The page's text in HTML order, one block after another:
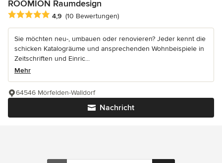
ROOMION Raumdesign
Durchschnittliche Bewertung: 4.9 von 5 Sternen
4,9 (10 Bewertungen)
Sie möchten neu-, umbauen oder renovieren? Jeder kennt die
schicken Katalogräume und ansprechenden Wohnbeispiele in
Zeitschriften und Einric...
Mehr
Nachricht
64546 Mörfelden-Walldorf